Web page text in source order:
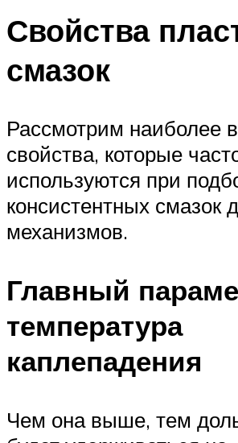
Свойства
смазок
Рассмотрим наиболее
свойства, которые
используются при
консистентных смазок
механизмов.
Главный
температура
каплепадения
Чем она выше, тем